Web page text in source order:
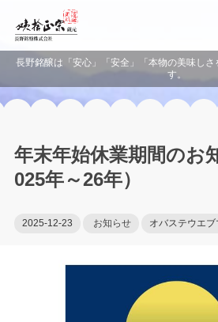
長野銘醸は「安心」「安全」「本物の美味し
す。
年末年始休業期間のお
025年～26年）
2025-12-23 お知らせ オバステウエブ